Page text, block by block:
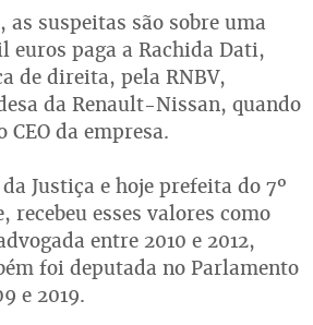
as suspeitas são sobre uma
euros paga a Rachida Dati,
de direita, pela RNBV,
da Renault-Nissan, quando
CEO da empresa.
Justiça e hoje prefeita do 7º
esses valores como
entre 2010 e 2012,
foi deputada no Parlamento
e 2019.